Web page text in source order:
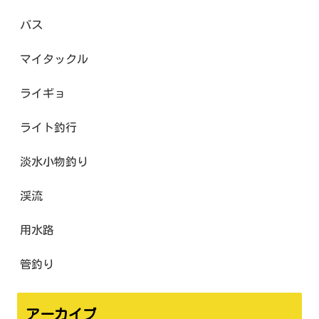
バス
マイタックル
ライギョ
ライト釣行
淡水小物釣り
渓流
用水路
管釣り
アーカイブ